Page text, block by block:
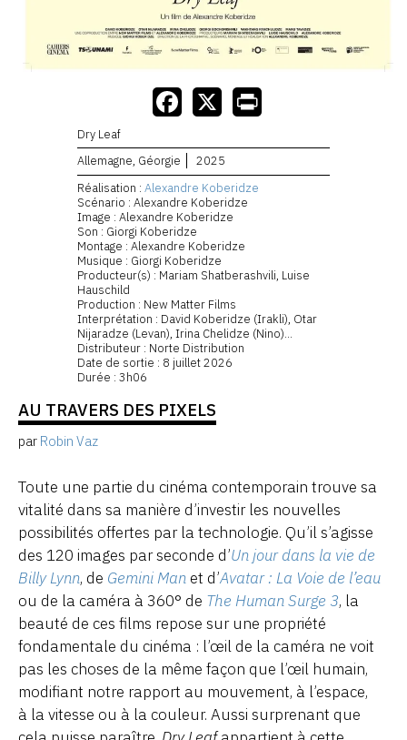
Dry Leaf
Allemagne, Géorgie
2025
Réalisation : Alexandre Koberidze
Scénario : Alexandre Koberidze
Image : Alexandre Koberidze
Son : Giorgi Koberidze
Montage : Alexandre Koberidze
Musique : Giorgi Koberidze
Producteur(s) : Mariam Shatberashvili, Luise
Hauschild
Production : New Matter Films
Interprétation : David Koberidze (Irakli), Otar
Nijaradze (Levan), Irina Chelidze (Nino)...
Distributeur : Norte Distribution
Date de sortie : 8 juillet 2026
Durée : 3h06
AU TRAVERS DES PIXELS
par Robin Vaz
Toute une partie du cinéma contemporain trouve sa
vitalité dans sa manière d’investir les nouvelles
possibilités offertes par la technologie. Qu’il s’agisse
des 120 images par seconde d’Un jour dans la vie de
Billy Lynn, de Gemini Man et d’Avatar : La Voie de l’eau
ou de la caméra à 360° de The Human Surge 3, la
beauté de ces films repose sur une propriété
fondamentale du cinéma : l’œil de la caméra ne voit
pas les choses de la même façon que l’œil humain,
modifiant notre rapport au mouvement, à l’espace,
à la vitesse ou à la couleur. Aussi surprenant que